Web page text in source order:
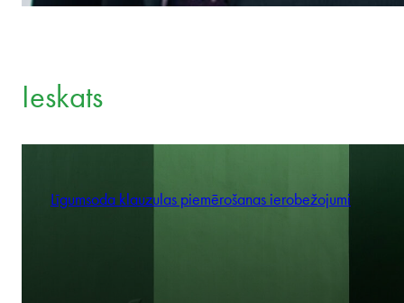
Ieskats
Līgumsoda klauzulas piemērošanas ierobežojumi